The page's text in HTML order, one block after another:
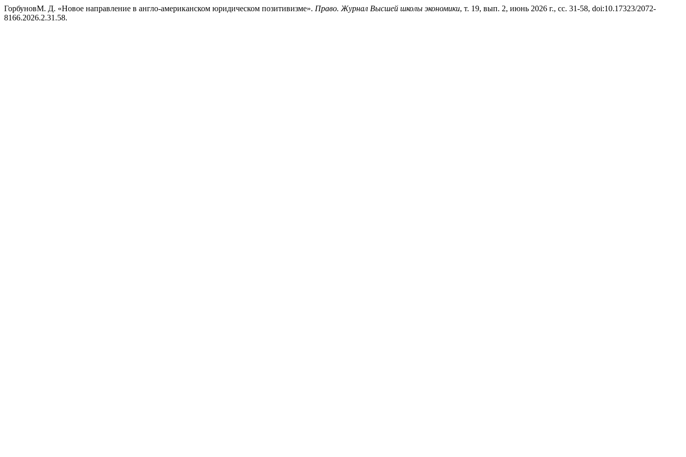
ГорбуновМ. Д. «Новое направление в англо-американском юридическом позитивизме». Право. Журнал Высшей школы экономики, т. 19, вып. 2, июнь 2026 г., сс. 31-58, doi:10.17323/2072-
8166.2026.2.31.58.